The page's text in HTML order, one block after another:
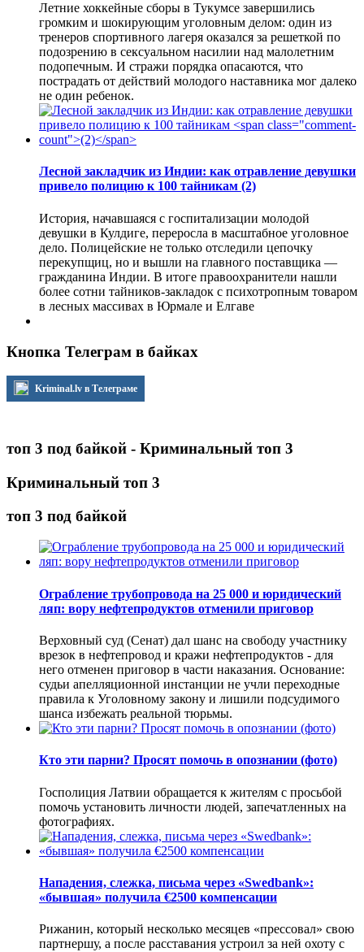
Летние хоккейные сборы в Тукумсе завершились
громким и шокирующим уголовным делом: один из
тренеров спортивного лагеря оказался за решеткой по
подозрению в сексуальном насилии над малолетним
подопечным. И стражи порядка опасаются, что
пострадать от действий молодого наставника мог далеко
не один ребенок.
Лесной закладчик из Индии: как отравление девушки
привело полицию к 100 тайникам (2)
История, начавшаяся с госпитализации молодой
девушки в Кулдиге, переросла в масштабное уголовное
дело. Полицейские не только отследили цепочку
перекупщиц, но и вышли на главного поставщика —
гражданина Индии. В итоге правоохранители нашли
более сотни тайников-закладок с психотропным товаром
в лесных массивах в Юрмале и Елгаве
Кнопка Телеграм в байках
Kriminal.lv в Телеграме
топ 3 под байкой - Криминальный топ 3
Криминальный топ 3
топ 3 под байкой
Ограбление трубопровода на 25 000 и юридический
ляп: вору нефтепродуктов отменили приговор
Верховный суд (Сенат) дал шанс на свободу участнику
врезок в нефтепровод и кражи нефтепродуктов - для
него отменен приговор в части наказания. Основание:
судьи апелляционной инстанции не учли переходные
правила к Уголовному закону и лишили подсудимого
шанса избежать реальной тюрьмы.
Кто эти парни? Просят помочь в опознании (фото)
Госполиция Латвии обращается к жителям с просьбой
помочь установить личности людей, запечатленных на
фотографиях.
Нападения, слежка, письма через «Swedbank»:
«бывшая» получила €2500 компенсации
Рижанин, который несколько месяцев «прессовал» свою
партнершу, а после расставания устроил за ней охоту с